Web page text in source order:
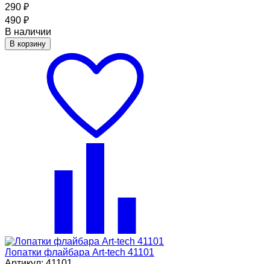
290 ₽
490 ₽
В наличии
В корзину
Лопатки флайбара Art-tech 41101